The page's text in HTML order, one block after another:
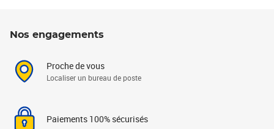
Nos engagements
Proche de vous
Localiser un bureau de poste
Paiements 100% sécurisés